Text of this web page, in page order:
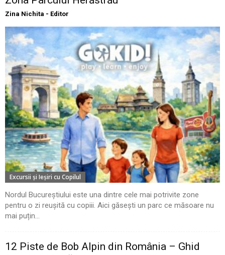
Zina Nichita - Editor
Excursii şi Ieşiri cu Copilul
Nordul Bucureștiului este una dintre cele mai potrivite zone
pentru o zi reușită cu copiii. Aici găsești un parc ce măsoare nu
mai puțin...
12 Piste de Bob Alpin din România – Ghid